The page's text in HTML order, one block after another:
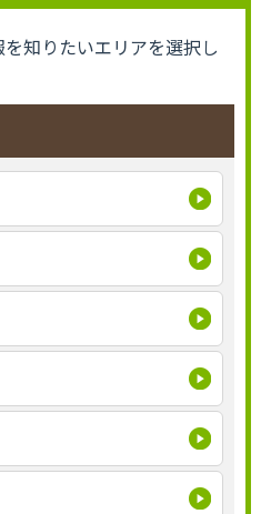
知りたいエリアを選択し